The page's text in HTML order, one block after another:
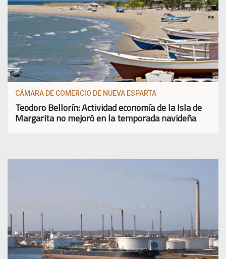
CÁMARA DE COMERCIO DE NUEVA ESPARTA
Teodoro Bellorín: Actividad economía de la Isla de
Margarita no mejoró en la temporada navideña